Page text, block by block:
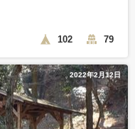
102 79
2022年2月12日